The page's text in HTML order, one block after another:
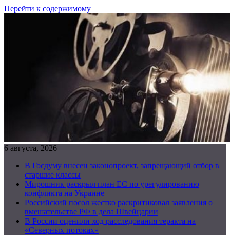
Перейти к содержимому
6 августа, 2026
В Госдуму внесен законопроект, запрещающий отбор в
старшие классы
Мирошник раскрыл план ЕС по урегулированию
конфликта на Украине
Российский посол жестко раскритиковал заявления о
вмешательстве РФ в дела Швейцарии
В России оценили ход расследования теракта на
«Северных потоках»